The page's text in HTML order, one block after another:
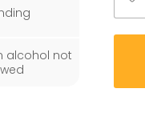
alcohol not